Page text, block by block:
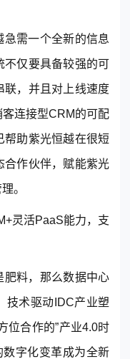
急需一个全新的信息
不仅要具备较强的可
联，并且对上线速度
连接型CRM的可配
帮助紫光恒越在很短
合作伙伴，赋能紫光
。
灵活PaaS能力，支
肥料，那么数据中心
技术驱动IDC产业塑
位合作的”产业4.0时
数字化变革成为全新